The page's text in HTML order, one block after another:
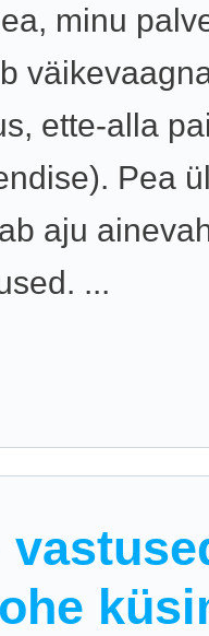
minu
ette-alla
Pea
aju
...